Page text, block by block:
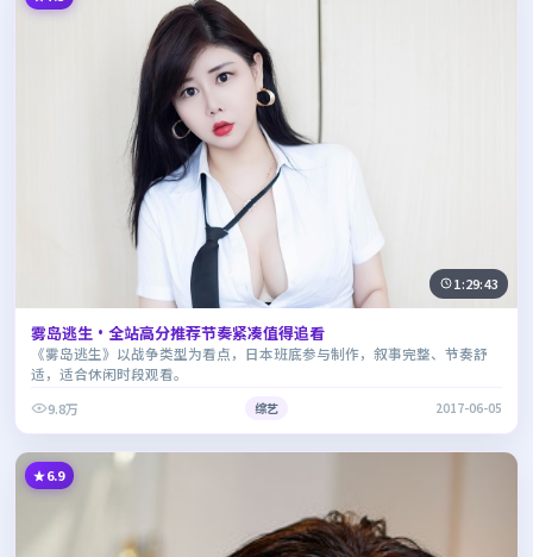
1:29:43
雾岛逃生·全站高分推荐节奏紧凑值得追看
《雾岛逃生》以战争类型为看点，日本班底参与制作，叙事完整、节奏舒
适，适合休闲时段观看。
9.8万
综艺 2017-06-05
6.9